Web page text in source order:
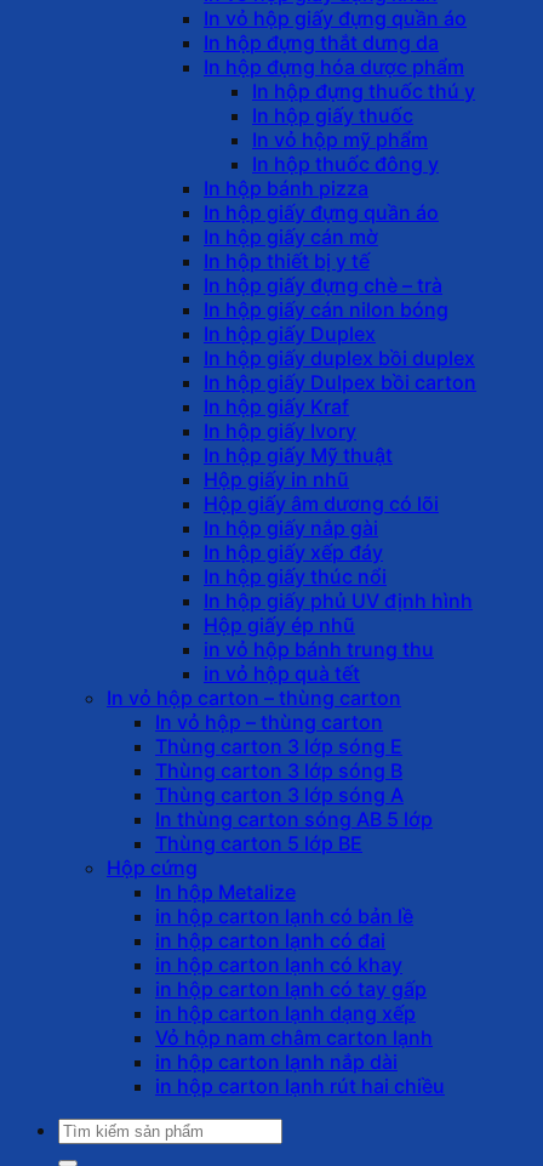
In vỏ hộp giấy đựng quần áo
In hộp đựng thắt dưng da
In hộp đựng hóa dược phẩm
In hộp đựng thuốc thú y
In hộp giấy thuốc
In vỏ hộp mỹ phẩm
In hộp thuốc đông y
In hộp bánh pizza
In hộp giấy đựng quần áo
In hộp giấy cán mờ
In hộp thiết bị y tế
In hộp giấy đựng chè – trà
In hộp giấy cán nilon bóng
In hộp giấy Duplex
In hộp giấy duplex bồi duplex
In hộp giấy Dulpex bồi carton
In hộp giấy Kraf
In hộp giấy Ivory
In hộp giấy Mỹ thuật
Hộp giấy in nhũ
Hộp giấy âm dương có lõi
In hộp giấy nắp gài
In hộp giấy xếp đáy
In hộp giấy thúc nổi
In hộp giấy phủ UV định hình
Hộp giấy ép nhũ
in vỏ hộp bánh trung thu
in vỏ hộp quà tết
In vỏ hộp carton – thùng carton
In vỏ hộp – thùng carton
Thùng carton 3 lớp sóng E
Thùng carton 3 lớp sóng B
Thùng carton 3 lớp sóng A
In thùng carton sóng AB 5 lớp
Thùng carton 5 lớp BE
Hộp cứng
In hộp Metalize
in hộp carton lạnh có bản lề
in hộp carton lạnh có đai
in hộp carton lạnh có khay
in hộp carton lạnh có tay gấp
in hộp carton lạnh dạng xếp
Vỏ hộp nam châm carton lạnh
in hộp carton lạnh nắp dài
in hộp carton lạnh rút hai chiều
Tìm
kiếm: